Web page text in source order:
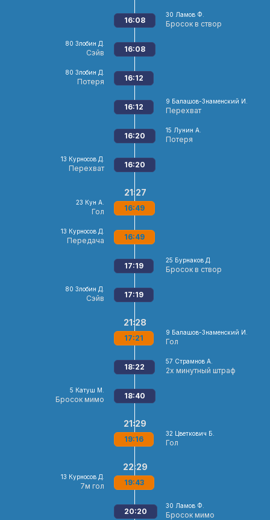
30 Ламов Ф.
Бросок в створ
16:08
80 Злобин Д.
Сэйв 16:08
80 Злобин Д.
Потеря 16:12
9 Балашов-Знаменский И.
Перехват
16:12
15 Лунин А.
Потеря
16:20
13 Курносов Д.
Перехват 16:20
23 Кун А.
Гол
21:27
16:49
13 Курносов Д.
Передача 16:49
25 Бурнаков Д.
Бросок в створ
17:19
80 Злобин Д.
Сэйв 17:19
9 Балашов-Знаменский И.
Гол
21:28
17:21
57 Страмнов А.
2х минутный штраф
18:22
5 Катуш М.
Бросок мимо 18:40
32 Цветкович Б.
Гол
21:29
19:16
13 Курносов Д.
7м гол
22:29
19:43
30 Ламов Ф.
Бросок мимо
20:20